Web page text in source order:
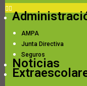
AMPA
Junta Directiva
Seguros
Noticias